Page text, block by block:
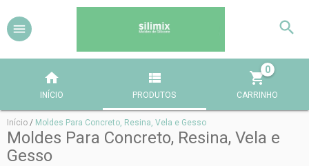
INÍCIO PRODUTOS CARRINHO
0
Início / Moldes Para Concreto, Resina, Vela e Gesso
Moldes Para Concreto, Resina, Vela e
Gesso